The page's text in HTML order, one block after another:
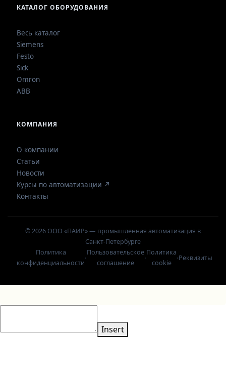
КАТАЛОГ ОБОРУДОВАНИЯ
Весь каталог
Siemens
Festo
Sick
Omron
ABB
КОМПАНИЯ
О компании
Статьи
Новости
Курсы по автоматизации ↗
Контакты
© 2026 ООО «ПАИР» — промышленная автоматизация в
Санкт-Петербурге
Политика
конфиденциальности
·
Пользовательское
соглашение
·
Политика
cookie
·Реквизиты
Insert